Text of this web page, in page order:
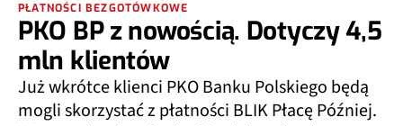
PŁATNOŚCI BEZGOTÓWKOWE
PKO BP z nowością. Dotyczy 4,5
mln klientów
Już wkrótce klienci PKO Banku Polskiego będą
mogli skorzystać z płatności BLIK Płacę Później.